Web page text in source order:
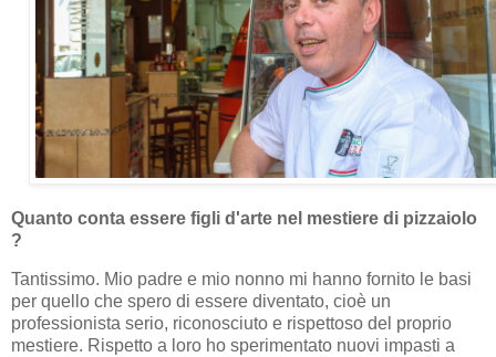
Quanto conta essere figli d'arte nel mestiere di pizzaiolo
?
Tantissimo. Mio padre e mio nonno mi hanno fornito le basi
per quello che spero di essere diventato, cioè un
professionista serio, riconosciuto e rispettoso del proprio
mestiere. Rispetto a loro ho sperimentato nuovi impasti a